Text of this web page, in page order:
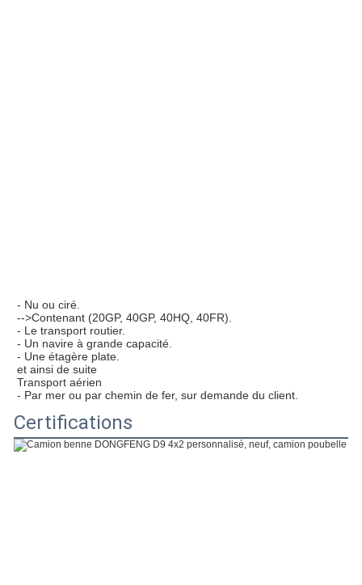
- Nu ou ciré.
-->Contenant (20GP, 40GP, 40HQ, 40FR).
- Le transport routier.
- Un navire à grande capacité.
- Une étagère plate.
et ainsi de suite
Transport aérien
- Par mer ou par chemin de fer, sur demande du client.
Certifications